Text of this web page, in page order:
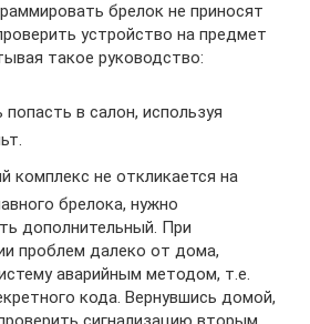
брелок не приносят
устройство на предмет
такое руководство:
в салон, используя
комплекс не откликается на
брелока, нужно
дополнительный. При
проблем далеко от дома,
аварийным методом, т.е.
кода. Вернувшись домой,